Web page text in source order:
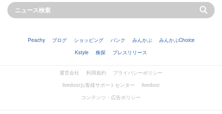
Peachy ブログ ショッピング バンク みんかぶ
みんかぶChoice
Kstyle
株探 プレスリリース
運営会社 利用規約
プライバシーポリシー
livedoorお客様サポートセンター
livedoor
コンテンツ・広告ポリシー